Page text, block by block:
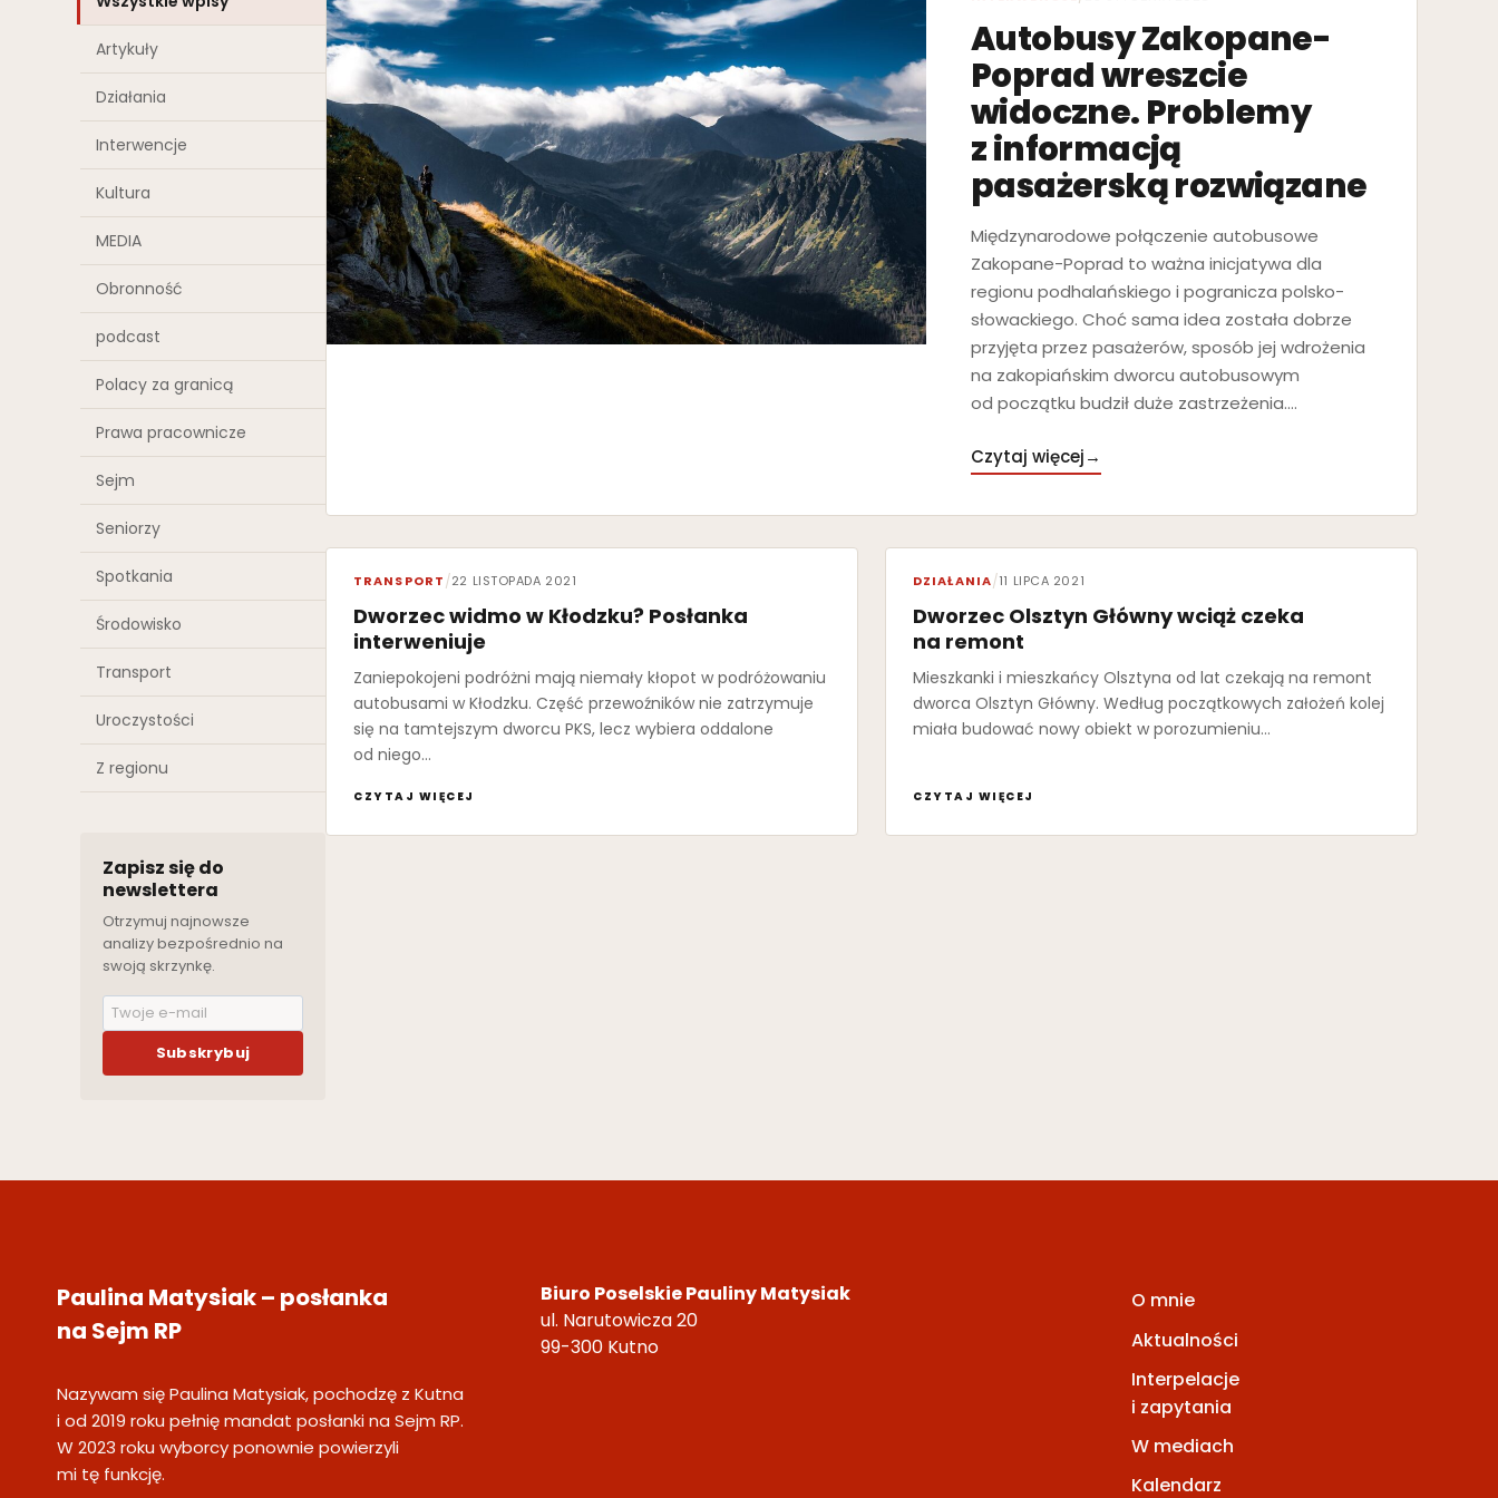
Artykuły
Działania
Interwencje
Kultura
MEDIA
Obronność
podcast
Polacy za granicą
Prawa pracownicze
Sejm
Seniorzy
Spotkania
Środowisko
Transport
Uroczystości
Z regionu
Zapisz się do
newslettera
Otrzymuj najnowsze
analizy bezpośrednio na
swoją skrzynkę.
Subskrybuj
Autobusy Zakopane-
Poprad wreszcie
widoczne. Problemy
z informacją
pasażerską rozwiązane
Międzynarodowe połączenie autobusowe
Zakopane-Poprad to ważna inicjatywa dla
regionu podhalańskiego i pogranicza polsko-
słowackiego. Choć sama idea została dobrze
przyjęta przez pasażerów, sposób jej wdrożenia
na zakopiańskim dworcu autobusowym
od początku budził duże zastrzeżenia.…
Czytaj więcej→
TRANSPORT/22 LISTOPADA 2021
Dworzec widmo w Kłodzku? Posłanka
interweniuje
Zaniepokojeni podróżni mają niemały kłopot w podróżowaniu
autobusami w Kłodzku. Część przewoźników nie zatrzymuje
się na tamtejszym dworcu PKS, lecz wybiera oddalone
od niego…
CZYTAJ WIĘCEJ
DZIAŁANIA/11 LIPCA 2021
Dworzec Olsztyn Główny wciąż czeka
na remont
Mieszkanki i mieszkańcy Olsztyna od lat czekają na remont
dworca Olsztyn Główny. Według początkowych założeń kolej
miała budować nowy obiekt w porozumieniu…
CZYTAJ WIĘCEJ
Paulina Matysiak – posłanka
na Sejm RP
Nazywam się Paulina Matysiak, pochodzę z Kutna
i od 2019 roku pełnię mandat posłanki na Sejm RP.
W 2023 roku wyborcy ponownie powierzyli
mi tę funkcję.
Biuro Poselskie Pauliny Matysiak
ul. Narutowicza 20
99-300 Kutno
O mnie
Aktualności
Interpelacje
i zapytania
W mediach
Kalendarz